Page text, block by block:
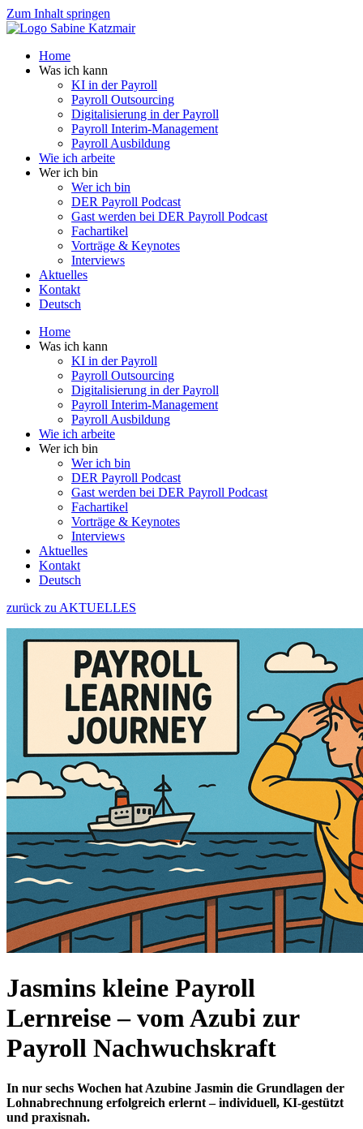
Zum Inhalt springen
Home
Was ich kann
KI in der Payroll
Payroll Outsourcing
Digitalisierung in der Payroll
Payroll Interim-Management
Payroll Ausbildung
Wie ich arbeite
Wer ich bin
Wer ich bin
DER Payroll Podcast
Gast werden bei DER Payroll Podcast
Fachartikel
Vorträge & Keynotes
Interviews
Aktuelles
Kontakt
Deutsch
Home
Was ich kann
KI in der Payroll
Payroll Outsourcing
Digitalisierung in der Payroll
Payroll Interim-Management
Payroll Ausbildung
Wie ich arbeite
Wer ich bin
Wer ich bin
DER Payroll Podcast
Gast werden bei DER Payroll Podcast
Fachartikel
Vorträge & Keynotes
Interviews
Aktuelles
Kontakt
Deutsch
zurück zu AKTUELLES
Jasmins kleine Payroll
Lernreise – vom Azubi zur
Payroll Nachwuchskraft
In nur sechs Wochen hat Azubine Jasmin die Grundlagen der
Lohnabrechnung erfolgreich erlernt – individuell, KI-gestützt
und praxisnah.